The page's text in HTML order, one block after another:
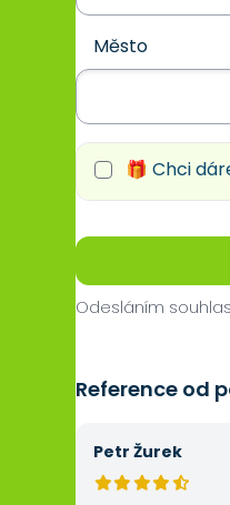
Město
🎁 Chci
Odesláním
Reference od
Petr Žurek